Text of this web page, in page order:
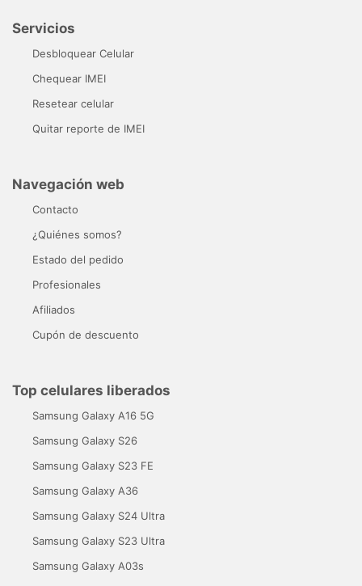
Servicios
Desbloquear Celular
Chequear IMEI
Resetear celular
Quitar reporte de IMEI
Navegación web
Contacto
¿Quiénes somos?
Estado del pedido
Profesionales
Afiliados
Cupón de descuento
Top celulares liberados
Samsung Galaxy A16 5G
Samsung Galaxy S26
Samsung Galaxy S23 FE
Samsung Galaxy A36
Samsung Galaxy S24 Ultra
Samsung Galaxy S23 Ultra
Samsung Galaxy A03s